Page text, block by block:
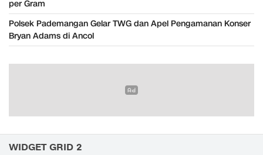
per Gram
Polsek Pademangan Gelar TWG dan Apel Pengamanan Konser
Bryan Adams di Ancol
WIDGET GRID 2